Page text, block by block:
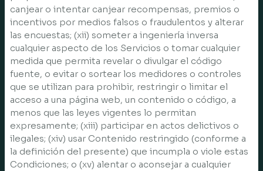
canjear o intentar canjear recompensas, premios o
incentivos por medios falsos o fraudulentos y alterar
las encuestas; (xii) someter a ingeniería inversa
cualquier aspecto de los Servicios o tomar cualquier
medida que permita revelar o divulgar el código
fuente, o evitar o sortear los medidores o controles
que se utilizan para prohibir, restringir o limitar el
acceso a una página web, un contenido o código, a
menos que las leyes vigentes lo permitan
expresamente; (xiii) participar en actos delictivos o
ilegales; (xiv) usar Contenido restringido (conforme a
la definición del presente) que incumpla o viole estas
Condiciones; o (xv) alentar o aconsejar a cualquier